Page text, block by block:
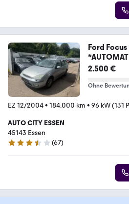
Ford Focus
2.500 €
Ohne
EZ 12/2004• 184.000 km • 96 kW (131
AUTO CITY ESSEN
45143 Essen
3.4 Sterne
(67)